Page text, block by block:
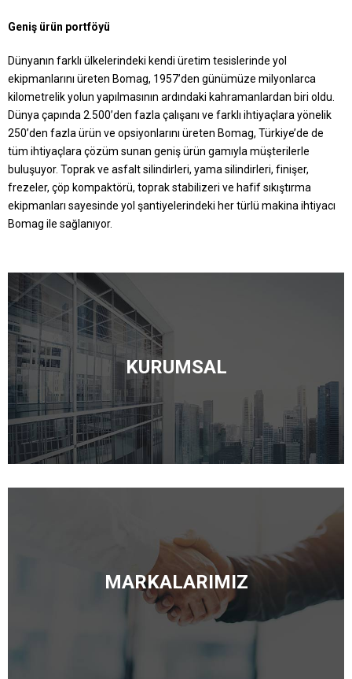
Geniş ürün portföyü
Dünyanın farklı ülkelerindeki kendi üretim tesislerinde yol
ekipmanlarını üreten Bomag, 1957’den günümüze milyonlarca
kilometrelik yolun yapılmasının ardındaki kahramanlardan biri oldu.
Dünya çapında 2.500’den fazla çalışanı ve farklı ihtiyaçlara yönelik
250’den fazla ürün ve opsiyonlarını üreten Bomag, Türkiye’de de
tüm ihtiyaçlara çözüm sunan geniş ürün gamıyla müşterilerle
buluşuyor. Toprak ve asfalt silindirleri, yama silindirleri, finişer,
frezeler, çöp kompaktörü, toprak stabilizeri ve hafif sıkıştırma
ekipmanları sayesinde yol şantiyelerindeki her türlü makina ihtiyacı
Bomag ile sağlanıyor.
KURUMSAL
MARKALARIMIZ